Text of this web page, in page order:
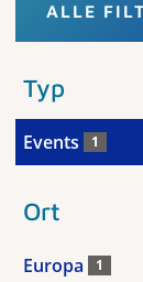
ALLE
Typ
Events 1
Ort
Europa 1